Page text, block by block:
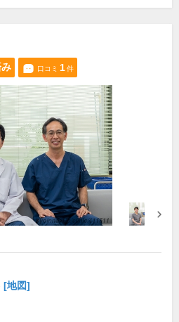
口コミ 1件
[地図]